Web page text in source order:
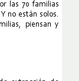
las 70 familias
no están solos.
piensan y